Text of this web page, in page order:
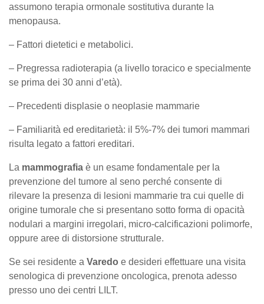
assumono terapia ormonale sostitutiva durante la
menopausa.
– Fattori dietetici e metabolici.
– Pregressa radioterapia (a livello toracico e specialmente
se prima dei 30 anni d’età).
– Precedenti displasie o neoplasie mammarie
– Familiarità ed ereditarietà: il 5%-7% dei tumori mammari
risulta legato a fattori ereditari.
La mammografia è un esame fondamentale per la
prevenzione del tumore al seno perché consente di
rilevare la presenza di lesioni mammarie tra cui quelle di
origine tumorale che si presentano sotto forma di opacità
nodulari a margini irregolari, micro-calcificazioni polimorfe,
oppure aree di distorsione strutturale.
Se sei residente a Varedo e desideri effettuare una visita
senologica di prevenzione oncologica, prenota adesso
presso uno dei centri LILT.